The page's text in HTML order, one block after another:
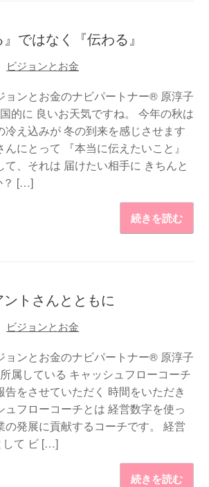
』ではなく『伝わる』
ビジョンとお金
ョンとお金のナビパートナー® 原淳子
的に 良いお天気ですね。 今年の秋は
冷え込みが 冬の到来を感じさせます
にとって 『本当に伝えたいこと』
て、それは 届けたい相手に きちんと
？ […]
続きを読む
トさんとともに
ビジョンとお金
ョンとお金のナビパートナー® 原淳子
属している キャッシュフローコーチ
告をさせていただく 時間をいただき
ュフローコーチとは 経営数字を使っ
の発展に貢献するコーチです。 経営
して ビ […]
続きを読む